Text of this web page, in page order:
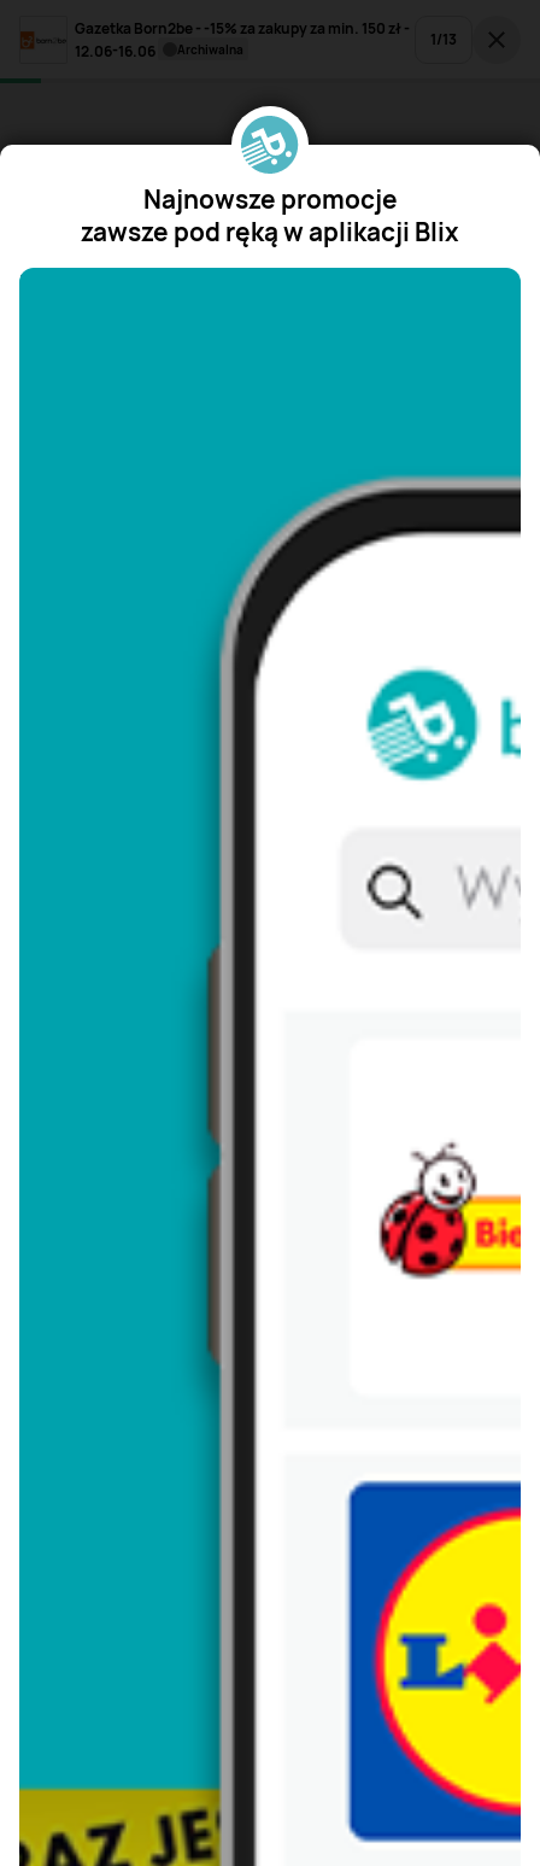
Trafiłeś na nieaktualną gazetkę
Zobacz aktualne gazetki Blix!
Gazetka Born2be - -15% za zakupy za min. 150 zł -
12.06-16.06
archiwalna 1/13
Najnowsze promocje
zawsze pod ręką w aplikacji Blix
"/>